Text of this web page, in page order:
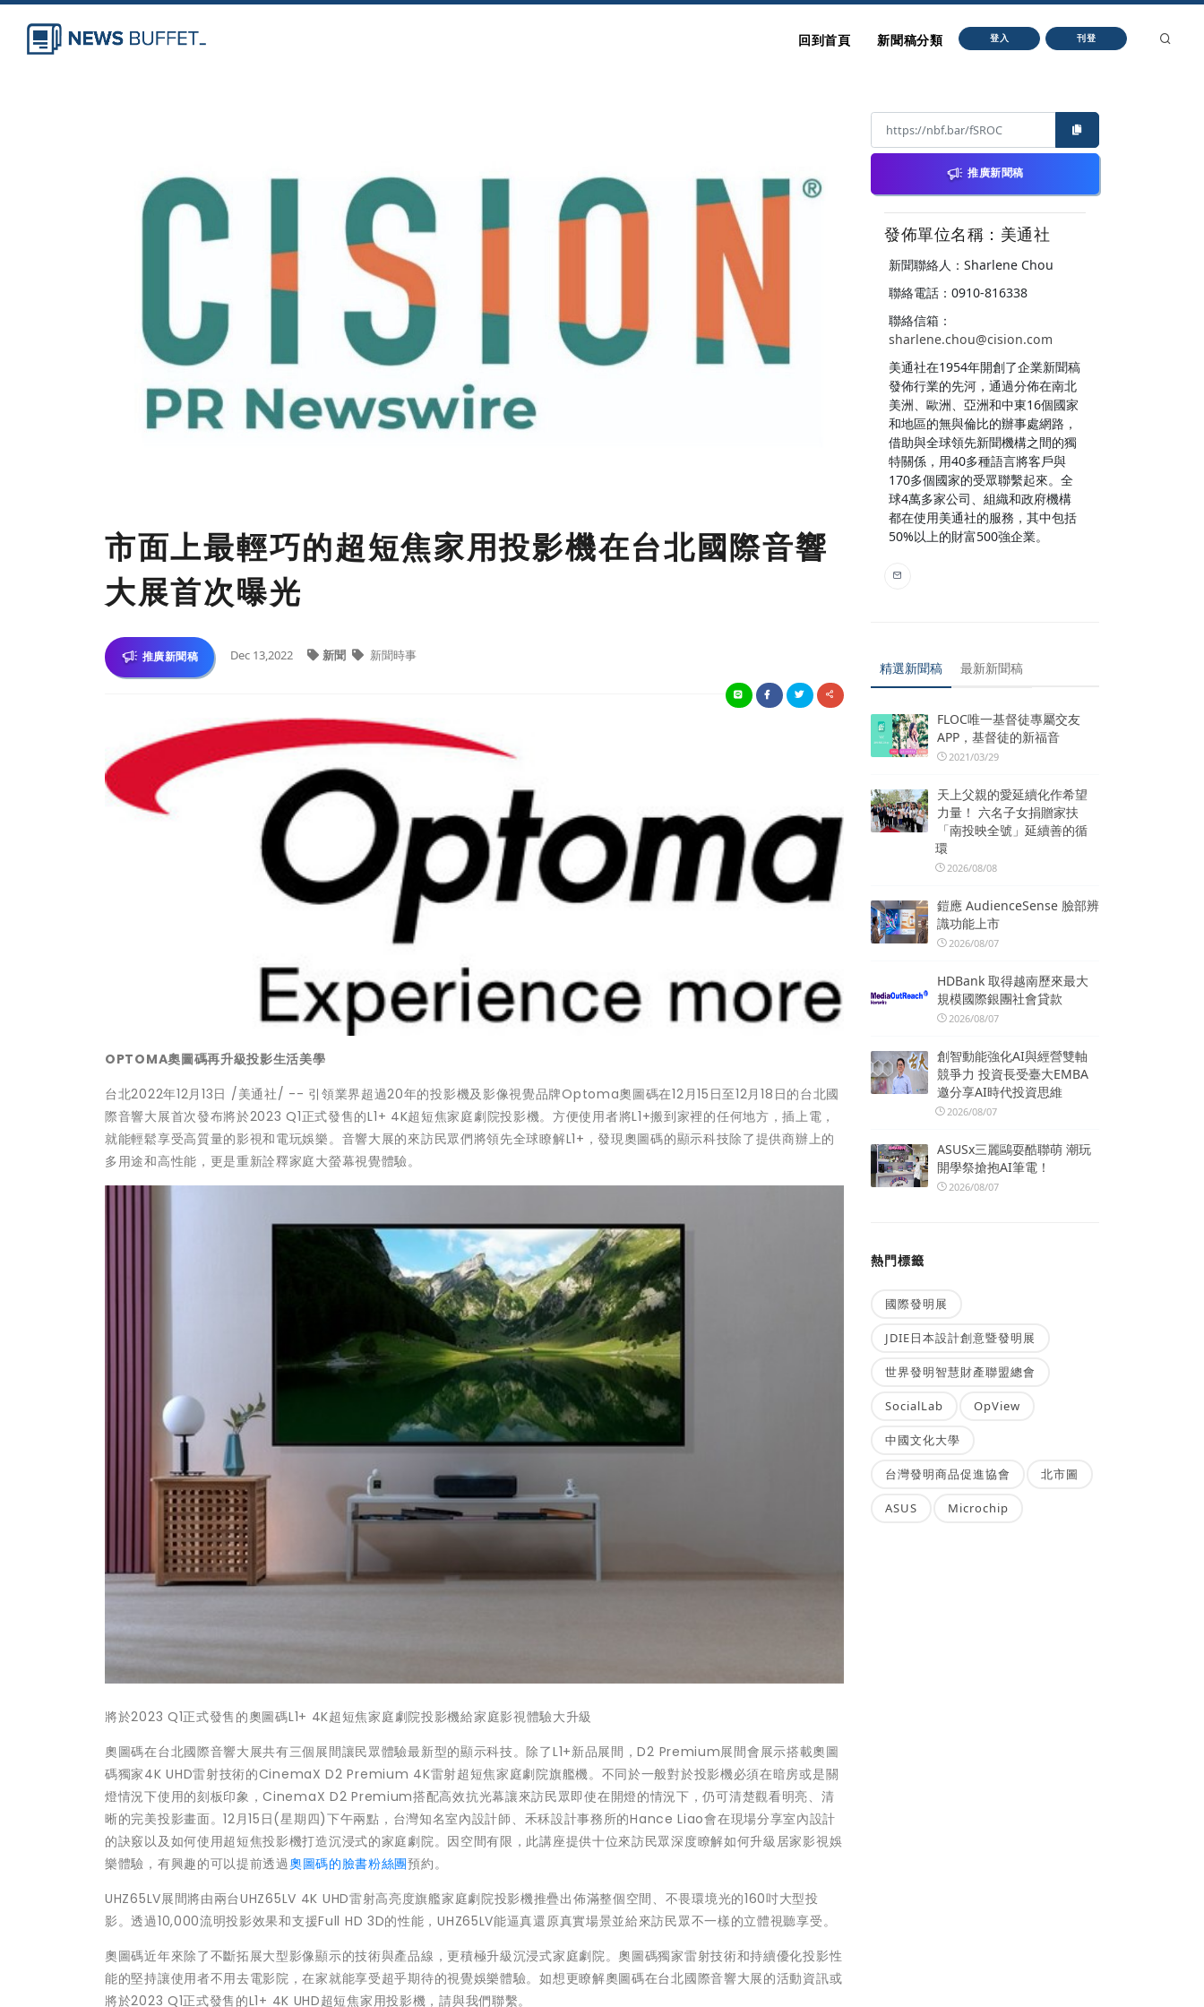
回到首頁 新聞稿分類 登入 刊登
市面上最輕巧的超短焦家用投影機在台北國際音響
大展首次曝光
推廣新聞稿 Dec 13,2022 新聞 新聞時事
OPTOMA奧圖碼再升級投影生活美學
台北2022年12月13日 /美通社/ -- 引領業界超過20年的投影機及影像視覺品牌Optoma奧圖碼在12月15日至12月18日的台北國
際音響大展首次發布將於2023 Q1正式發售的L1+ 4K超短焦家庭劇院投影機。方便使用者將L1+搬到家裡的任何地方，插上電，
就能輕鬆享受高質量的影視和電玩娛樂。音響大展的來訪民眾們將領先全球瞭解L1+，發現奧圖碼的顯示科技除了提供商辦上的
多用途和高性能，更是重新詮釋家庭大螢幕視覺體驗。
將於2023 Q1正式發售的奧圖碼L1+ 4K超短焦家庭劇院投影機給家庭影視體驗大升級
奧圖碼在台北國際音響大展共有三個展間讓民眾體驗最新型的顯示科技。除了L1+新品展間，D2 Premium展間會展示搭載奧圖
碼獨家4K UHD雷射技術的CinemaX D2 Premium 4K雷射超短焦家庭劇院旗艦機。不同於一般對於投影機必須在暗房或是關
燈情況下使用的刻板印象，CinemaX D2 Premium搭配高效抗光幕讓來訪民眾即使在開燈的情況下，仍可清楚觀看明亮、清
晰的完美投影畫面。12月15日(星期四)下午兩點，台灣知名室內設計師、禾秝設計事務所的Hance Liao會在現場分享室內設計
的訣竅以及如何使用超短焦投影機打造沉浸式的家庭劇院。因空間有限，此講座提供十位來訪民眾深度瞭解如何升級居家影視娛
樂體驗，有興趣的可以提前透過奧圖碼的臉書粉絲團預約。
UHZ65LV展間將由兩台UHZ65LV 4K UHD雷射高亮度旗艦家庭劇院投影機推疊出佈滿整個空間、不畏環境光的160吋大型投
影。透過10,000流明投影效果和支援Full HD 3D的性能，UHZ65LV能逼真還原真實場景並給來訪民眾不一樣的立體視聽享受。
奧圖碼近年來除了不斷拓展大型影像顯示的技術與產品線，更積極升級沉浸式家庭劇院。奧圖碼獨家雷射技術和持續優化投影性
能的堅持讓使用者不用去電影院，在家就能享受超乎期待的視覺娛樂體驗。如想更瞭解奧圖碼在台北國際音響大展的活動資訊或
將於2023 Q1正式發售的L1+ 4K UHD超短焦家用投影機，請與我們聯繫。
推廣新聞稿
發佈單位名稱：美通社
新聞聯絡人：Sharlene Chou
聯絡電話：0910-816338
聯絡信箱：
sharlene.chou@cision.com
美通社在1954年開創了企業新聞稿
發佈行業的先河，通過分佈在南北
美洲、歐洲、亞洲和中東16個國家
和地區的無與倫比的辦事處網路，
借助與全球領先新聞機構之間的獨
特關係，用40多種語言將客戶與
170多個國家的受眾聯繫起來。全
球4萬多家公司、組織和政府機構
都在使用美通社的服務，其中包括
50%以上的財富500強企業。
精選新聞稿 最新新聞稿
FLOC唯一基督徒專屬交友
APP，基督徒的新福音
2021/03/29
天上父親的愛延續化作希望
力量！ 六名子女捐贈家扶
「南投映全號」延續善的循
環
2026/08/08
鎧應 AudienceSense 臉部辨
識功能上市
2026/08/07
HDBank 取得越南歷來最大
規模國際銀團社會貸款
2026/08/07
創智動能強化AI與經營雙軸
競爭力 投資長受臺大EMBA
邀分享AI時代投資思維
2026/08/07
ASUSx三麗鷗耍酷聯萌 潮玩
開學祭搶抱AI筆電！
2026/08/07
熱門標籤
國際發明展
JDIE日本設計創意暨發明展
世界發明智慧財產聯盟總會
SocialLab OpView
中國文化大學
台灣發明商品促進協會 北市圖
ASUS Microchip